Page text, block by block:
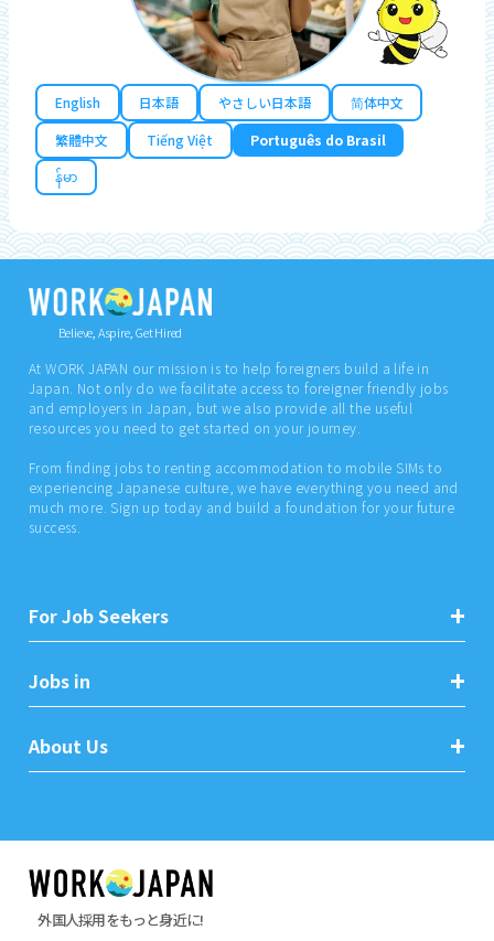
English 日本語 やさしい日本語
简体中文
繁體中文
Tiếng Việt
Português do Brasil
န်မာ
Believe, Aspire, Get Hired
At WORK JAPAN our mission is to help foreigners build a life in
Japan. Not only do we facilitate access to foreigner friendly jobs
and employers in Japan, but we also provide all the useful
resources you need to get started on your journey.
From finding jobs to renting accommodation to mobile SIMs to
experiencing Japanese culture, we have everything you need and
much more. Sign up today and build a foundation for your future
success.
For Job Seekers
Jobs in
About Us
外国人採用をもっと身近に!